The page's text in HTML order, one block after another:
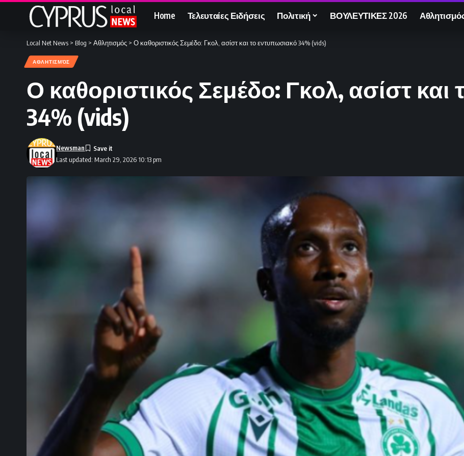
Home Τελευταίες Ειδήσεις Πολιτική ΒΟΥΛΕΥΤΙΚΕΣ 2026
Local Net News > Blog > Αθλητισμός > Ο καθοριστικός Σεμέδο: Γκολ, ασίστ και το εντυπωσιακό 34% (vids)
ΑΘΛΗΤΙΣΜΌΣ
Ο καθοριστικός Σεμέδο: Γκολ, ασίστ
34% (vids)
Last updated: March 29, 2026 10:13 pm
Newsman